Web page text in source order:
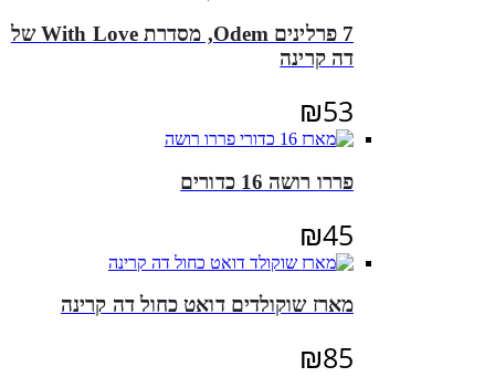
7 פרלינים Odem, מסדרת With Love של
דה קרינה
₪53
פררו רושה 16 כדורים
₪45
מארז שוקולדים דואט כחול דה קרינה
₪85